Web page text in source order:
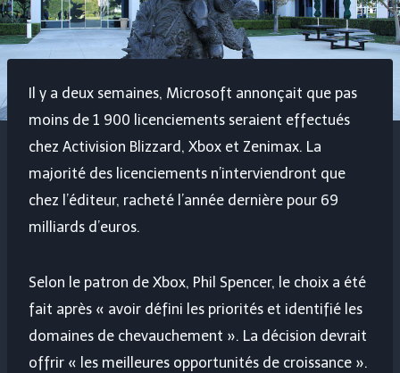
Il y a deux semaines, Microsoft annonçait que pas
moins de 1 900 licenciements seraient effectués
chez Activision Blizzard, Xbox et Zenimax. La
majorité des licenciements n’interviendront que
chez l’éditeur, racheté l’année dernière pour 69
milliards d’euros.
Selon le patron de Xbox, Phil Spencer, le choix a été
fait après « avoir défini les priorités et identifié les
domaines de chevauchement ». La décision devrait
offrir « les meilleures opportunités de croissance ».